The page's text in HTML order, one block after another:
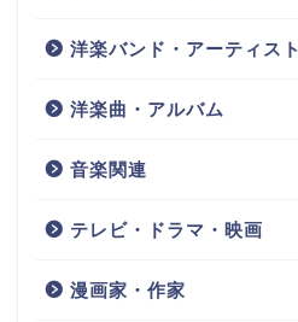
洋楽バンド・アーティスト
洋楽曲・アルバム
音楽関連
テレビ・ドラマ・映画
漫画家・作家